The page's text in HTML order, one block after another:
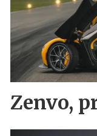
Zenvo,